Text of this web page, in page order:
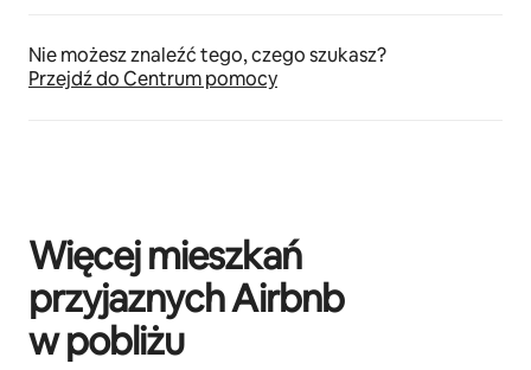
Nie możesz znaleźć tego, czego szukasz?
Przejdź do Centrum pomocy
Więcej mieszkań
przyjaznych Airbnb
w pobliżu